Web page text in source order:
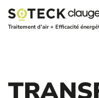
Traitement d'air + Efficacité